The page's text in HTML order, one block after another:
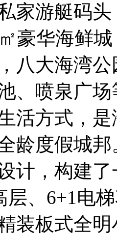
家游艇码
豪华海鲜
八大海湾
、喷泉广
活方式，
龄度假城
计，构建
层、6+1电
装板式全